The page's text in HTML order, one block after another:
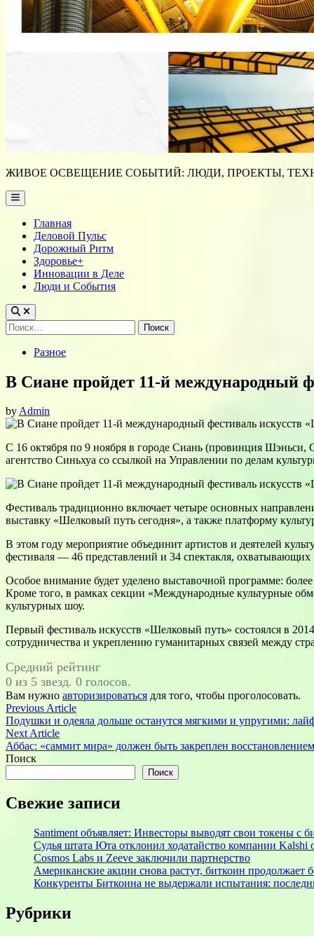
ЖИВОЕ ОСВЕЩЕНИЕ СОБЫТИЙ: ЛЮДИ, ПРОЕКТЫ,
Main
Menu
Главная
Деловой Пульс
Дорожный Ритм
Здоровье+
Инновации в Деле
Люди и События
Найти:
PostedРазное
В Сиане пройдет 11-й международный
byAdmin
С 16 октября по 9 ноября в городе Сиань (провинция
агентство Синьхуа со ссылкой на Управлении по делам
Фестиваль традиционно включает четыре основных
выставку «Шелковый путь сегодня», а также платформу
В этом году мероприятие объединит артистов и деятелей
фестиваля — 46 представлений и 34 спектакля,
Особое внимание будет уделено выставочной программе:
Кроме того, в рамках секции «Международные культурные
культурных шоу.
Первый фестиваль искусств «Шелковый путь» состоялся в
сотрудничества и укреплению гуманитарных связей между
Средний рейтинг
0 из 5 звезд. 0 голосов.
Вам нужно авторизироваться для того, чтобы проголосовать.
Навигация
по
записям
Previous ArticlePrevious
article:
Подушки и одеяла дольше останутся мягкими и упругими:
Next ArticleNext
article:
Аббас: «саммит мира» должен быть закреплен восстановлением
Поиск
Поиск
Свежие записи
Santiment объявляет: Инвесторы выводят свои токены
Судья штата Юта отклонил ходатайство компании
Cosmos Labs и Zeeve заключили партнерство
Американские акции снова растут, биткоин продолжает
Конкуренты Биткоина не выдержали испытания:
Рубрики